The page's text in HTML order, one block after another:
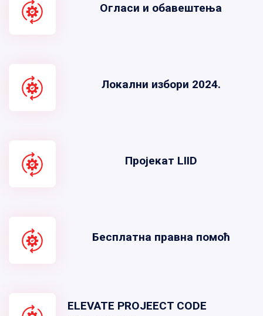
Огласи и обавештења
Локални избори 2024.
Пројекат LIID
Бесплатна правна помоћ
ELEVATE PROJEECT CODE